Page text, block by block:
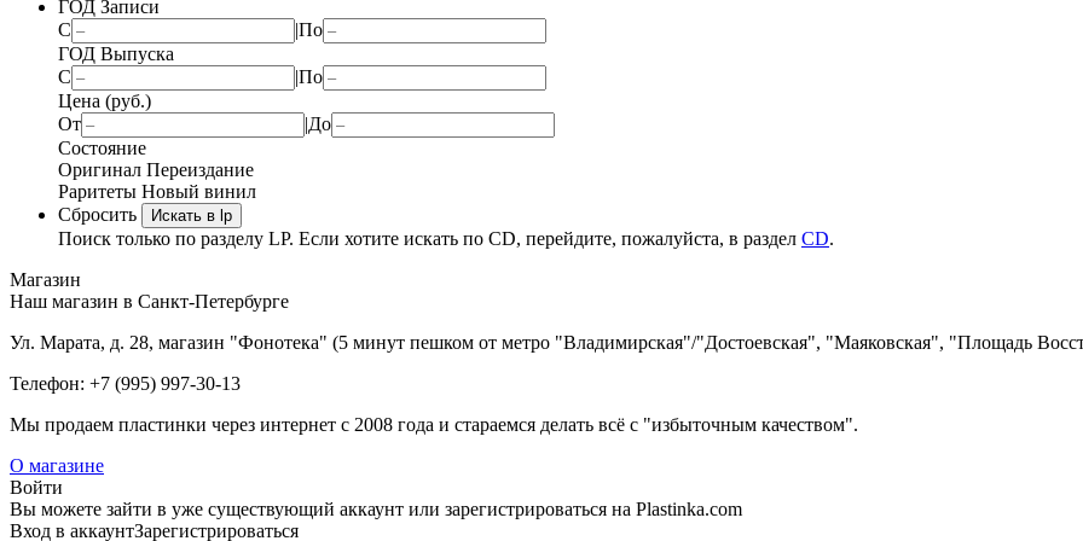
ГОД Записи
С
|По
ГОД Выпуска
С
|По
Цена (руб.)
От
|До
Состояние
Оригинал Переиздание
Раритеты Новый винил
Сбросить
Искать в lp
Поиск только по разделу LP. Если хотите искать по CD, перейдите, пожалуйста, в раздел CD.
Магазин
Наш магазин в Санкт-Петербурге
Ул. Марата, д. 28, магазин "Фонотека" (5 минут пешком от метро "Владимирская"/"Достоевская", "Маяковская", "Площадь
Телефон: +7 (995) 997-30-13
Мы продаем пластинки через интернет c 2008 года и стараемся делать всё с "избыточным качеством".
О магазине
Войти
Вы можете зайти в уже существующий аккаунт или зарегистрироваться на Plastinka.com
Вход в аккаунтЗарегистрироваться